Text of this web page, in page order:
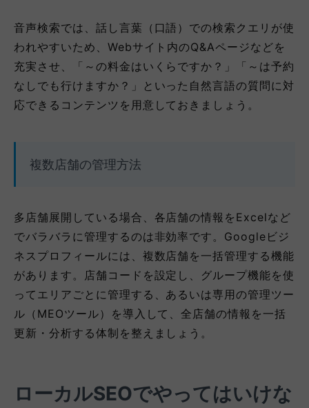
音声検索では、話し言葉（口語）での検索クエリが使
われやすいため、Webサイト内のQ&Aページなどを
充実させ、「～の料金はいくらですか？」「～は予約
なしでも行けますか？」といった自然言語の質問に対
応できるコンテンツを用意しておきましょう。
複数店舗の管理方法
多店舗展開している場合、各店舗の情報をExcelなど
でバラバラに管理するのは非効率です。Googleビジ
ネスプロフィールには、複数店舗を一括管理する機能
があります。店舗コードを設定し、グループ機能を使
ってエリアごとに管理する、あるいは専用の管理ツー
ル（MEOツール）を導入して、全店舗の情報を一括
更新・分析する体制を整えましょう。
ローカルSEOでやってはいけな